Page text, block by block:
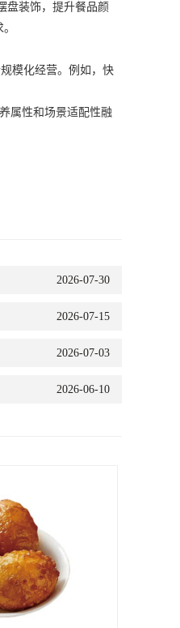
盘装饰，提升餐品颜
模化经营。例如，快
属性和场景适配性融
2026-07-30
2026-07-15
2026-07-03
2026-06-10